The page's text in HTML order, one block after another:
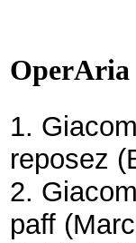
OperAria
1.
reposez
2.
paff